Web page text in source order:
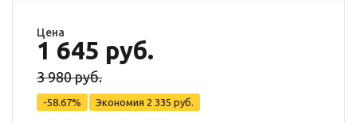
Цена
1 645 руб.
3 980 руб.
-58.67% Экономия 2 335 руб.